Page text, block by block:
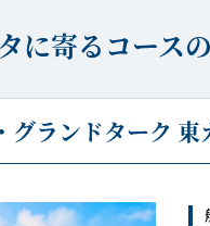
に寄るコース
グランドターク